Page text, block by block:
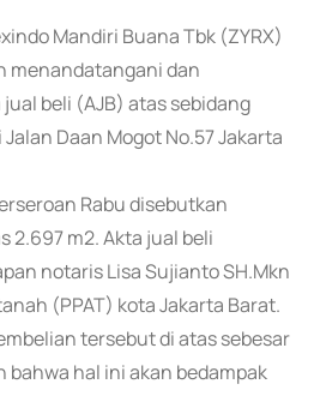
Mandiri Buana Tbk (ZYRX)
menandatangani dan
beli (AJB) atas sebidang
Daan Mogot No.57 Jakarta
Rabu disebutkan
2.697 m2. Akta jual beli
notaris Lisa Sujianto SH.Mkn
(PPAT) kota Jakarta Barat.
tersebut di atas sebesar
bahwa hal ini akan bedampak